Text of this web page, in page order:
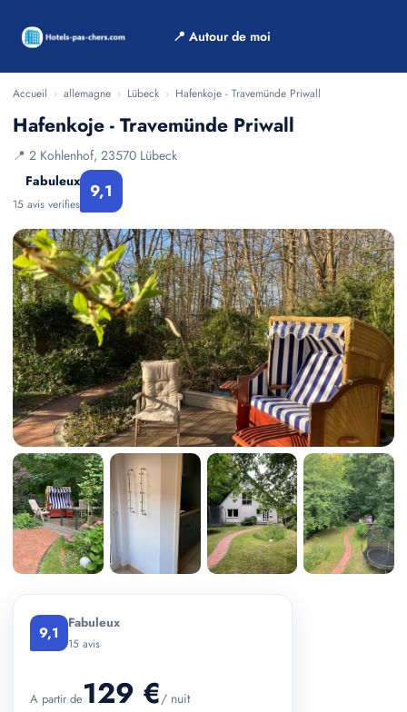
📍 Autour de moi
Accueil › allemagne › Lübeck › Hafenkoje - Travemünde Priwall
Hafenkoje - Travemünde Priwall
📍 2 Kohlenhof, 23570 Lübeck
Fabuleux
15 avis verifies
9,1
9,1 Fabuleux
15 avis
A partir de129 €/ nuit